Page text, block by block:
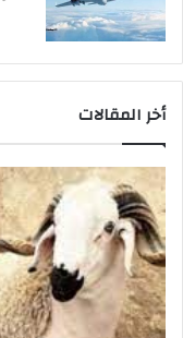
أخر المقالات